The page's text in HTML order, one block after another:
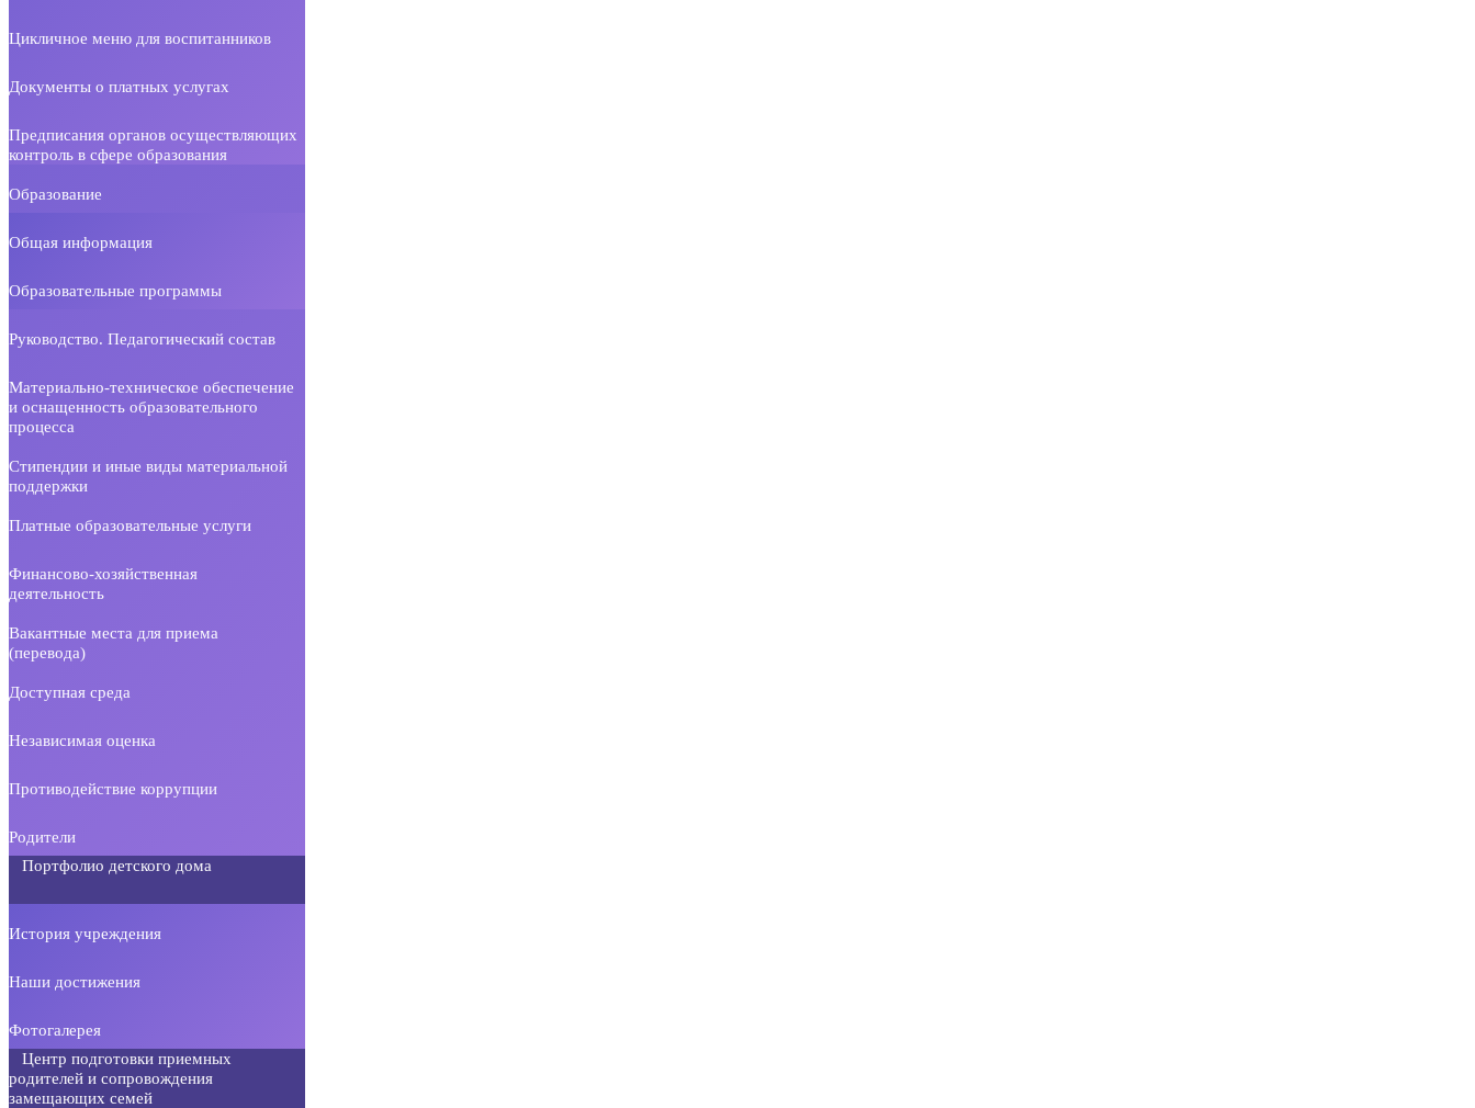
Цикличное меню для воспитанников
Документы о платных услугах
Предписания органов осуществляющих
контроль в сфере образования
Образование
Общая информация
Образовательные программы
Руководство. Педагогический состав
Материально-техническое обеспечение
и оснащенность образовательного
процесса
Стипендии и иные виды материальной
поддержки
Платные образовательные услуги
Финансово-хозяйственная
деятельность
Вакантные места для приема
(перевода)
Доступная среда
Независимая оценка
Противодействие коррупции
Родители
Портфолио детского дома
История учреждения
Наши достижения
Фотогалерея
Центр подготовки приемных
родителей и сопровождения
замещающих семей